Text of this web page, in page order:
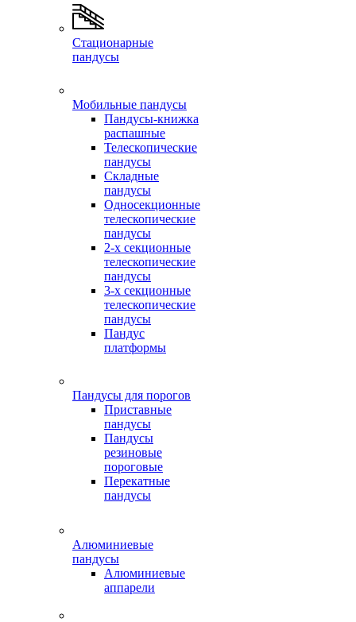
Стационарные
пандусы
Мобильные пандусы
Пандусы-книжка
распашные
Телескопические
пандусы
Складные
пандусы
Односекционные
телескопические
пандусы
2-х секционные
телескопические
пандусы
3-х секционные
телескопические
пандусы
Пандус
платформы
Пандусы для порогов
Приставные
пандусы
Пандусы
резиновые
пороговые
Перекатные
пандусы
Алюминиевые
пандусы
Алюминиевые
аппарели